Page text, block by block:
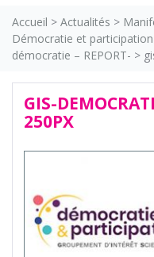
Accueil > Actualités >
Démocratie et
démocratie – REPORT- >
GIS-
250PX